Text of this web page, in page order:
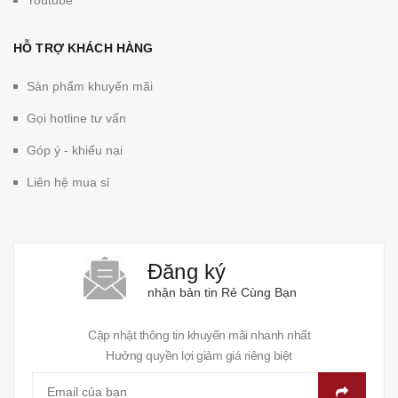
HỖ TRỢ KHÁCH HÀNG
Sản phẩm khuyến mãi
Gọi hotline tư vấn
Góp ý - khiếu nại
Liên hệ mua sỉ
Đăng ký
nhận bản tin Rẻ Cùng Bạn
Cập nhật thông tin khuyến mãi nhanh nhất
Hưởng quyền lợi giảm giá riêng biệt